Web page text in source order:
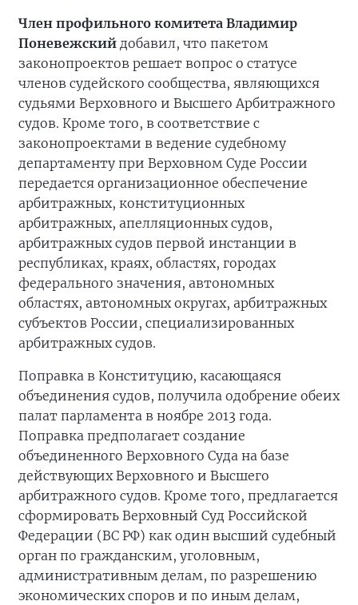
Член профильного комитета Владимир
Поневежский добавил, что пакетом
законопроектов решает вопрос о статусе
членов судейского сообщества, являющихся
судьями Верховного и Высшего Арбитражного
судов. Кроме того, в соответствие с
законопроектами в ведение судебному
департаменту при Верховном Суде России
передается организационное обеспечение
арбитражных, конституционных
арбитражных, апелляционных судов,
арбитражных судов первой инстанции в
республиках, краях, областях, городах
федерального значения, автономных
областях, автономных округах, арбитражных
субъектов России, специализированных
арбитражных судов.
Поправка в Конституцию, касающаяся
объединения судов, получила одобрение обеих
палат парламента в ноябре 2013 года.
Поправка предполагает создание
объединенного Верховного Суда на базе
действующих Верховного и Высшего
арбитражного судов. Кроме того, предлагается
сформировать Верховный Суд Российской
Федерации (ВС РФ) как один высший судебный
орган по гражданским, уголовным,
административным делам, по разрешению
экономических споров и по иным делам,